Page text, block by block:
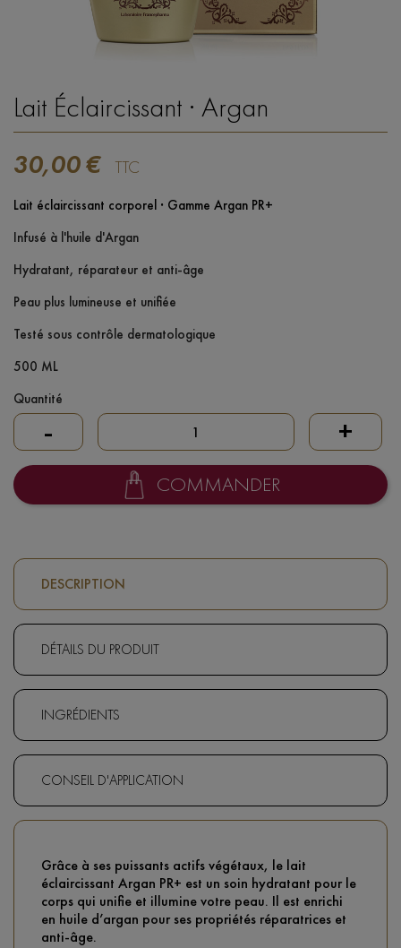
Lait Éclaircissant · Argan
30,00 € TTC
Lait éclaircissant corporel · Gamme Argan PR+
Infusé à l'huile d'Argan
Hydratant, réparateur et anti-âge
Peau plus lumineuse et unifiée
Testé sous contrôle dermatologique
500 ML
Quantité
- +
COMMANDER
DESCRIPTION
DÉTAILS DU PRODUIT
INGRÉDIENTS
CONSEIL D'APPLICATION
Grâce à ses puissants actifs végétaux, le lait
éclaircissant Argan PR+ est un soin hydratant pour le
corps qui unifie et illumine votre peau. Il est enrichi
en huile d’argan pour ses propriétés réparatrices et
anti-âge.